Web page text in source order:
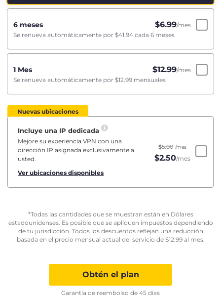
6 meses $6.99/mes
Se renueva automáticamente por $41.94 cada 6 meses
1 Mes $12.99/mes
Se renueva automáticamente por $12.99 mensuales
Nuevas ubicaciones
Incluye una IP dedicada
Mejore su experiencia VPN con una
dirección IP asignada exclusivamente a
usted.
Ver ubicaciones disponibles
$5.00 /mes
$2.50/mes
*Todas las cantidades que se muestran están en Dólares
estadounidenses. Es posible que se apliquen impuestos dependiendo
de tu jurisdicción. Todos los descuentos reflejan una reducción
basada en el precio mensual actual del servicio de $12.99al mes.
Obtén el plan
Garantía de reembolso de 45 días